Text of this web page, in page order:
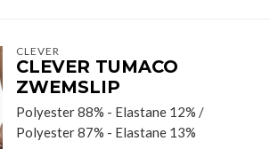
CLEVER
CLEVER TUMACO
ZWEMSLIP
Polyester 88% - Elastane 12% /
Polyester 87% - Elastane 13%